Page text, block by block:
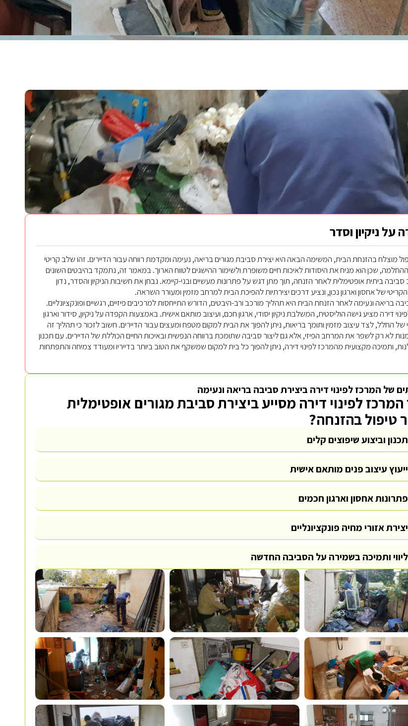
על ניקיון וסדר
מוצלח בהזנחת הבית, המשימה הבאה היא יצירת סביבת מגורים בריאה, נעימה ומקדמת רווחה עבור הדיירים. זהו שלב קריטי
שכן הוא מניח את היסודות לאיכות חיים משופרת ולשימור ההישגים לטווח הארוך. במאמר זה, נתמקד בהיבטים השונים
סביבה ביתית אופטימלית לאחר הזנחה, תוך מתן דגש על פתרונות מעשיים ובני-קיימא. נבחן את חשיבות הניקיון והסדר, נדון
של אחסון וארגון נכון, ונציע דרכים יצירתיות להפיכת הבית למרחב מזמין ומעורר השראה.
בריאה ונעימה לאחר הזנחת הבית היא תהליך מורכב ורב-היבטים, הדורש התייחסות למרכיבים פיזיים, רגשיים ופונקציונליים.
דירה מציע גישה הוליסטית, המשלבת ניקיון יסודי, ארגון חכם, ועיצוב מותאם אישית. באמצעות הקפדה על ניקיון, סידור וארגון
של החלל, לצד עיצוב מזמין ותומך בריאות, ניתן להפוך את הבית למקום מטפח ומעצים עבור הדיירים. חשוב לזכור כי תהליך זה
לא רק לשפר את המרחב הפיזי, אלא גם ליצור סביבה שתומכת ברווחה הנפשית ובאיכות החיים הכוללת של הדיירים. עם תכנון
ותמיכה מקצועית מהמרכז לפינוי דירה, ניתן להפוך כל בית למקום שמשקף את הטוב ביותר בדייריו ומעודד צמיחה והתפתחות
של המרכז לפינוי דירה ביצירת סביבה בריאה ונעימה
המרכז לפינוי דירה מסייע ביצירת סביבת מגורים אופטימלית
טיפול בהזנחה?
תכנון וביצוע שיפוצים קלים
ייעוץ עיצוב פנים מותאם אישית
פתרונות אחסון וארגון חכמים
יצירת אזורי מחיה פונקציונליים
ליווי ותמיכה בשמירה על הסביבה החדשה